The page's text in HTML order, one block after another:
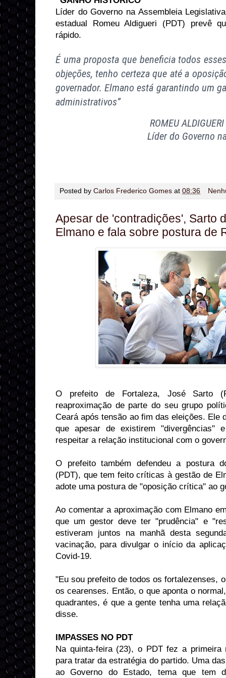
Líder do Governo na Assembleia
estadual Romeu Aldigueri (PDT) prevê
rápido.
É uma proposta que beneficia todos
objeções, tenho certeza que até a
governador. Elmano está garantindo um
administrativos”
ROMEU
Líder do Governo
Posted by Carlos Frederico Gomes at 08:36
Apesar de 'contradições', Sarto
Elmano e fala sobre postura de
O prefeito de Fortaleza, José Sarto
reaproximação de parte do seu grupo
Ceará após tensão ao fim das eleições. Ele
que apesar de existirem "divergências"
respeitar a relação institucional com o
O prefeito também defendeu a postura
(PDT), que tem feito críticas à gestão de
adote uma postura de "oposição crítica" ao
Ao comentar a aproximação com Elmano
que um gestor deve ter "prudência" e
estiveram juntos na manhã desta
vacinação, para divulgar o início da
Covid-19.
"Eu sou prefeito de todos os fortalezenses,
os cearenses. Então, o que aponta o
quadrantes, é que a gente tenha uma
disse.
IMPASSES NO PDT
Na quinta-feira (23), o PDT fez a primeira
para tratar da estratégia do partido. Uma
ao Governo do Estado, tema que tem